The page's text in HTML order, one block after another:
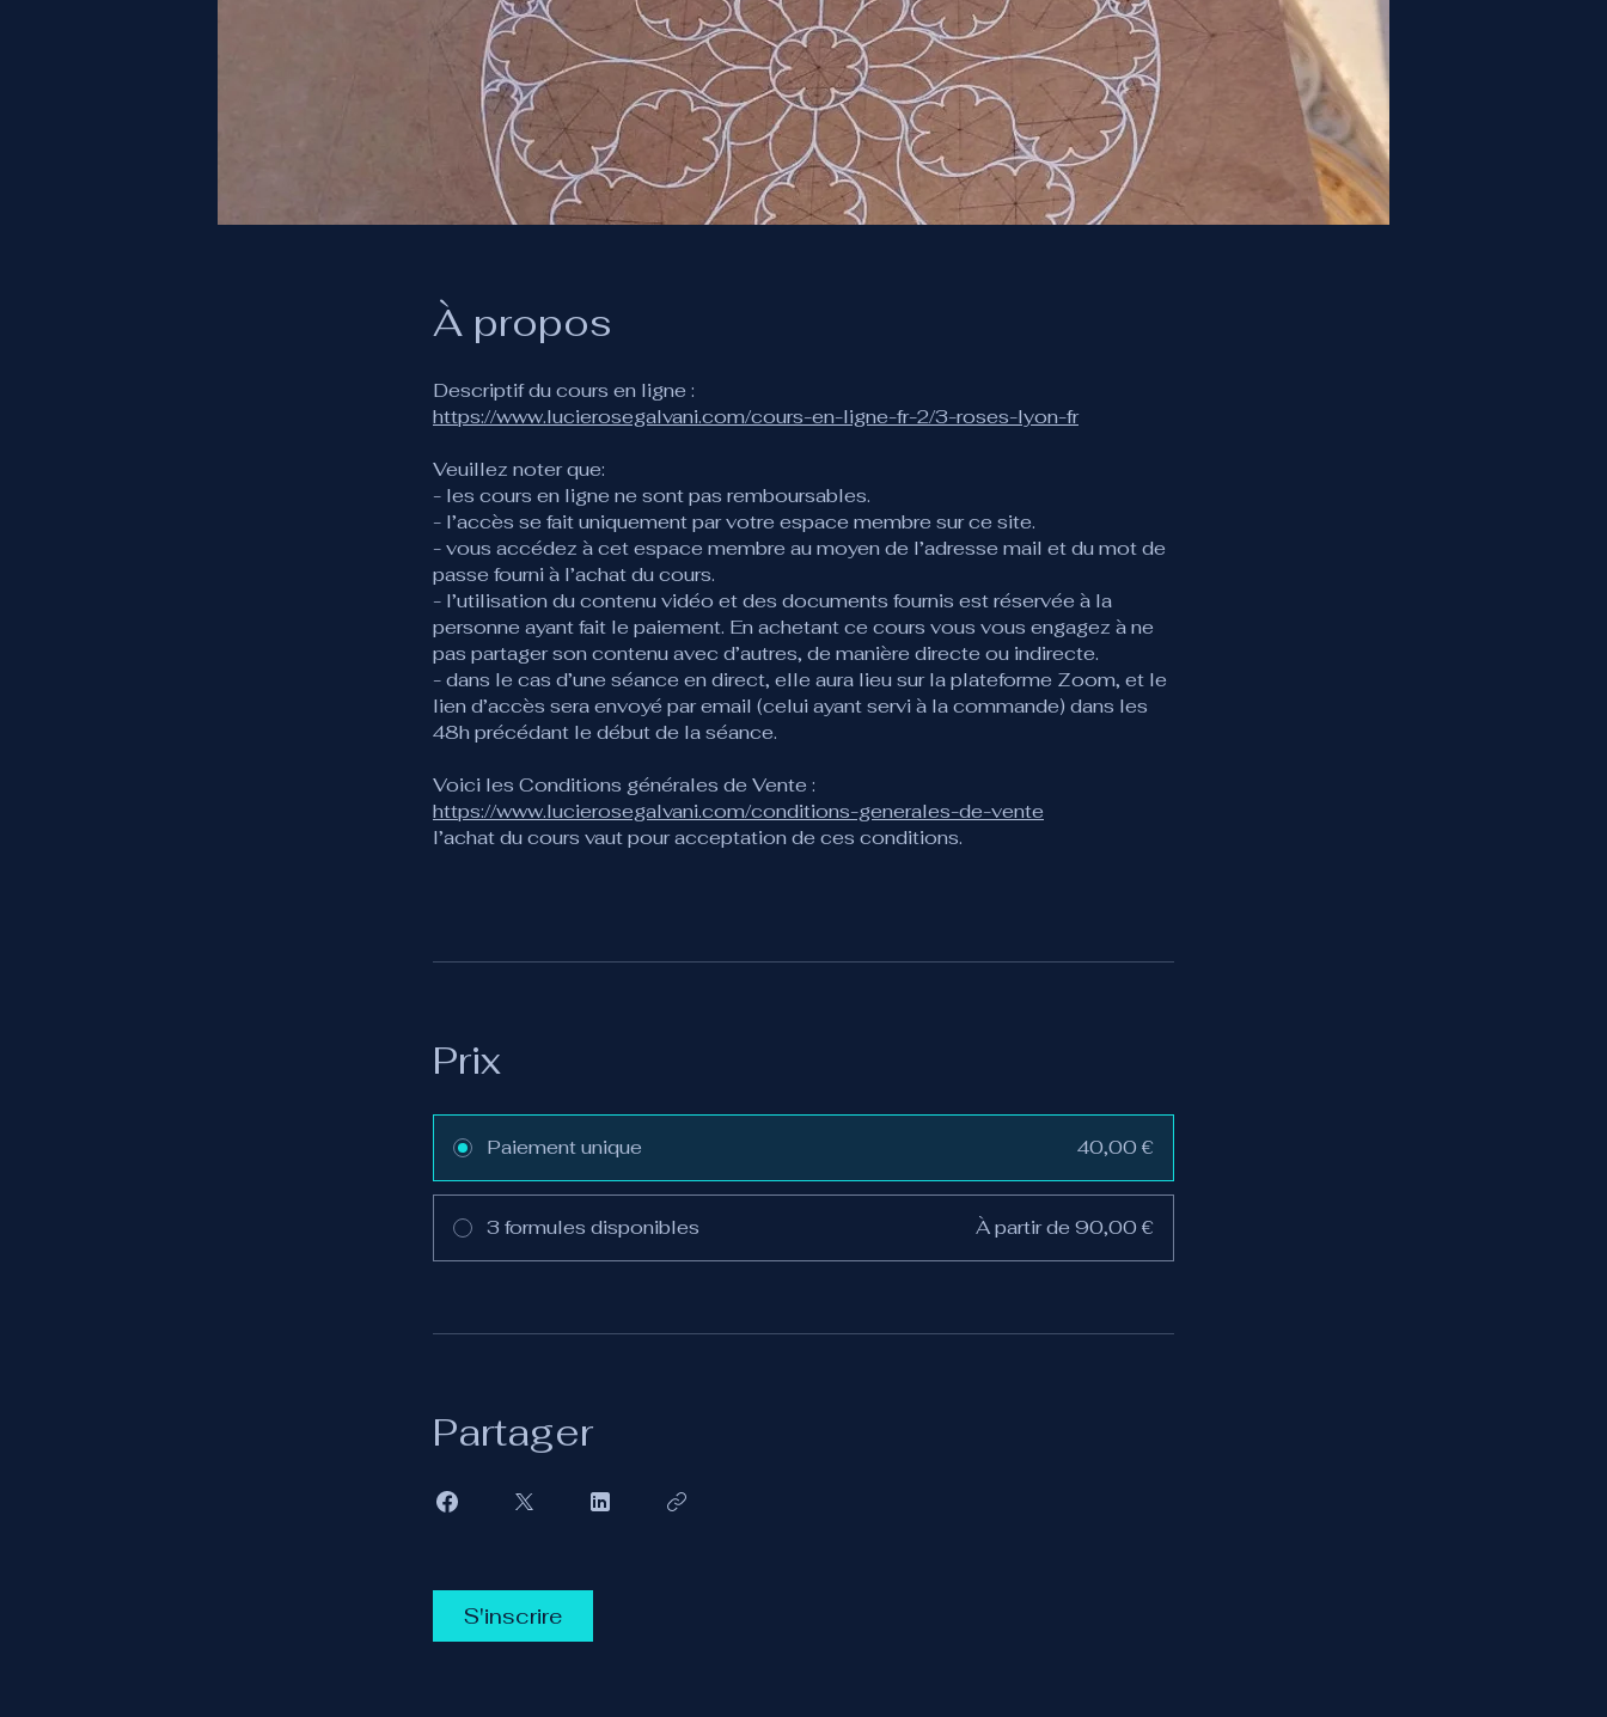
À propos
https://www.lucierosegalvani.com/cours-en-ligne-fr-2/3-roses-lyon-fr
Veuillez noter que:
- les cours en ligne ne sont pas remboursables.
- l’accès se fait uniquement par votre espace membre sur ce site.
- vous accédez à cet espace membre au moyen de l’adresse mail et du mot de
passe fourni à l’achat du cours.
- l’utilisation du contenu vidéo et des documents fournis est réservée à la
personne ayant fait le paiement. En achetant ce cours vous vous engagez à ne
pas partager son contenu avec d’autres, de manière directe ou indirecte.
- dans le cas d’une séance en direct, elle aura lieu sur la plateforme Zoom, et le
lien d’accès sera envoyé par email (celui ayant servi à la commande) dans les
48h précédant le début de la séance.
Voici les Conditions générales de Vente :
https://www.lucierosegalvani.com/conditions-generales-de-vente
l’achat du cours vaut pour acceptation de ces conditions.
Prix
Paiement unique 40,00 €
3 formules disponibles À partir de 90,00 €
Partager
S'inscrire